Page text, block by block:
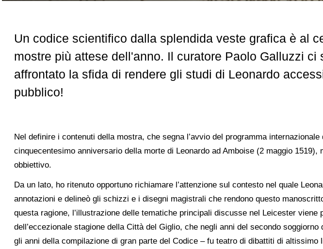
Un codice scientifico dalla splendida veste grafica è al
mostre più attese dell'anno. Il curatore Paolo Galluzzi ci
affrontato la sfida di rendere gli studi di Leonardo
pubblico!
Nel definire i contenuti della mostra, che segna l’avvio del programma
cinquecentesimo anniversario della morte di Leonardo ad Amboise (2 maggio 1519),
obbiettivo.
Da un lato, ho ritenuto opportuno richiamare l’attenzione sul contesto nel quale
annotazioni e delineò gli schizzi e i disegni magistrali che rendono questo
questa ragione, l’illustrazione delle tematiche principali discusse nel Leicester viene
dell’eccezionale stagione della Città del Giglio, che negli anni del secondo soggiorno
gli anni della compilazione di gran parte del Codice – fu teatro di dibattiti di altissimo